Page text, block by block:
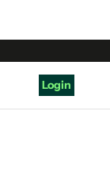
Login